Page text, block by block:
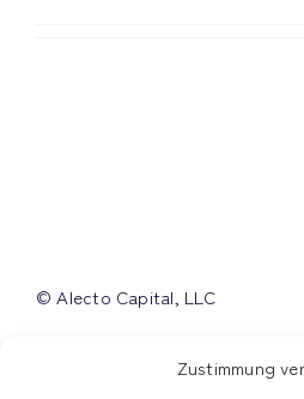
Zustimmung
© Alecto Capital, LLC